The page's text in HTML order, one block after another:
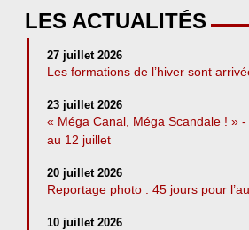
LES ACTUALITÉS
27 juillet 2026
Les formations de l’hiver sont
23 juillet 2026
« Méga Canal, Méga Scandale ! »
au 12 juillet
20 juillet 2026
Reportage photo : 45 jours pour
10 juillet 2026